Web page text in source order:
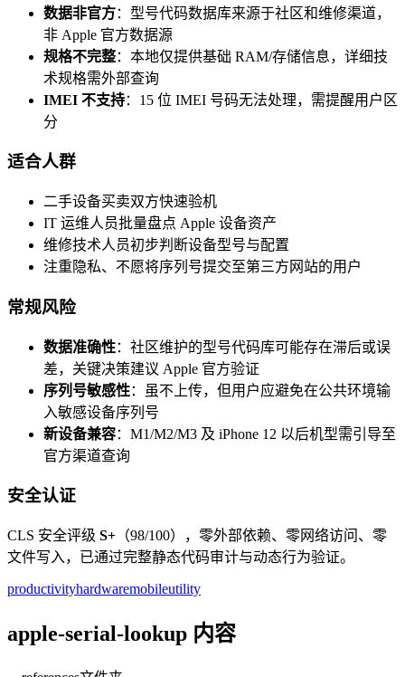
数据非官方：型号代码数据库来源于社区和维修渠道，
非 Apple 官方数据源
规格不完整：本地仅提供基础 RAM/存储信息，详细技
术规格需外部查询
IMEI 不支持：15 位 IMEI 号码无法处理，需提醒用户区
分
适合人群
二手设备买卖双方快速验机
IT 运维人员批量盘点 Apple 设备资产
维修技术人员初步判断设备型号与配置
注重隐私、不愿将序列号提交至第三方网站的用户
常规风险
数据准确性：社区维护的型号代码库可能存在滞后或误
差，关键决策建议 Apple 官方验证
序列号敏感性：虽不上传，但用户应避免在公共环境输
入敏感设备序列号
新设备兼容：M1/M2/M3 及 iPhone 12 以后机型需引导至
官方渠道查询
安全认证
CLS 安全评级 S+ （98/100），零外部依赖、零网络访问、零
文件写入，已通过完整静态代码审计与动态行为验证。
productivityhardwaremobileutility
apple-serial-lookup 内容